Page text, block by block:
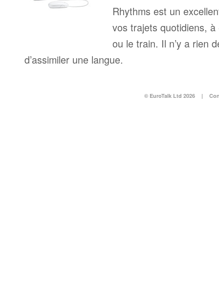
Rhythms est un
vos trajets quotidiens,
ou le train. Il n’y a rien
d’assimiler une langue.
© EuroTalk Ltd 2026 |